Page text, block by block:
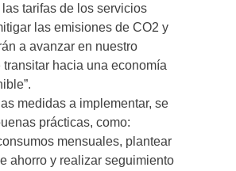
tarifas de los servicios
las emisiones de CO2 y
a avanzar en nuestro
transitar hacia una economía
medidas a implementar, se
prácticas, como:
mensuales, plantear
ahorro y realizar seguimiento